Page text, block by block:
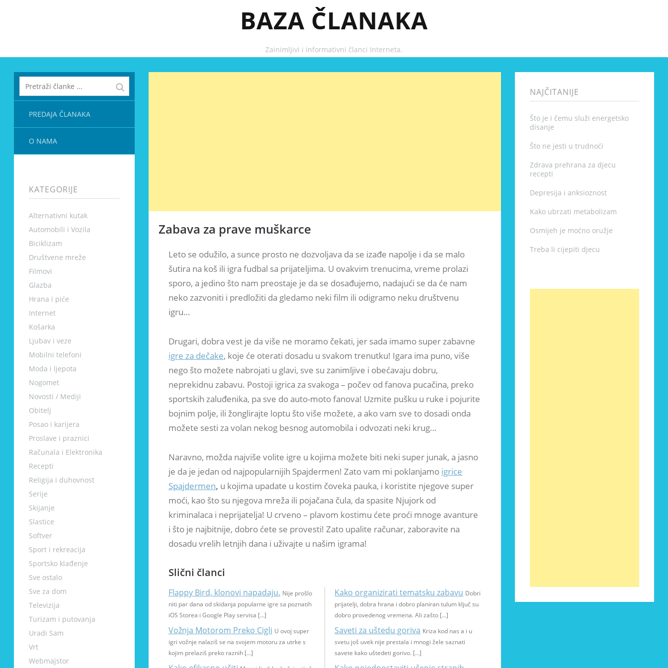
BAZA ČLANAKA
Zainimljivi i informativni članci Interneta.
PREDAJA ČLANAKA
O NAMA
KATEGORIJE
Alternativni kutak
Automobili i Vozila
Biciklizam
Društvene mreže
Filmovi
Glazba
Hrana i piće
Internet
Košarka
Ljubav i veze
Mobilni telefoni
Moda i ljepota
Nogomet
Novosti / Mediji
Obitelj
Posao i karijera
Proslave i praznici
Računala i Elektronika
Recepti
Religija i duhovnost
Serije
Skijanje
Slastice
Softver
Sport i rekreacija
Sportsko klađenje
Sve ostalo
Sve za dom
Televizija
Turizam i putovanja
Uradi Sam
Vrt
Webmajstor
Zabava za prave muškarce
Leto se odužilo, a sunce prosto ne dozvoljava da se izađe napolje i da se malo
šutira na koš ili igra fudbal sa prijateljima. U ovakvim trenucima, vreme prolazi
sporo, a jedino što nam preostaje je da se dosađujemo, nadajući se da će nam
neko zazvoniti i predložiti da gledamo neki film ili odigramo neku društvenu
igru…
Drugari, dobra vest je da više ne moramo čekati, jer sada imamo super zabavne
igre za dečake, koje će oterati dosadu u svakom trenutku! Igara ima puno, više
nego što možete nabrojati u glavi, sve su zanimljive i obećavaju dobru,
neprekidnu zabavu. Postoji igrica za svakoga – počev od fanova pucačina, preko
sportskih zaluđenika, pa sve do auto-moto fanova! Uzmite pušku u ruke i pojurite
bojnim polje, ili žonglirajte loptu što više možete, a ako vam sve to dosadi onda
možete sesti za volan nekog besnog automobila i odvozati neki krug…
Naravno, možda najviše volite igre u kojima možete biti neki super junak, a jasno
je da je jedan od najpopularnijih Spajdermen! Zato vam mi poklanjamo igrice
Spajdermen, u kojima upadate u kostim čoveka pauka, i koristite njegove super
moći, kao što su njegova mreža ili pojačana čula, da spasite Njujork od
kriminalaca i neprijatelja! U crveno – plavom kostimu ćete proći mnoge avanture
i što je najbitnije, dobro ćete se provesti! Zato upalite računar, zaboravite na
dosadu vrelih letnjih dana i uživajte u našim igrama!
Slični članci
Flappy Bird, klonovi napadaju. Nije prošlo
niti par dana od skidanja popularne igre sa poznatih
iOS Storea i Google Play servisa […]
Vožnja Motorom Preko Cigli U ovoj super
igri vožnje nalaziš se na svojem motoru za utrke s
kojim prelaziš preko raznih […]
Kako organizirati tematsku zabavu Dobri
prijatelji, dobra hrana i dobro planiran tulum ključ su
dobro provedenog vremena. Ali zašto […]
Saveti za uštedu goriva Kriza kod nas a i u
svetu još uvek nije prestala i mnogi žele saznati
savete kako uštedeti gorivo. […]
NAJČITANIJE
Što je i čemu služi energetsko
disanje
Što ne jesti u trudnoći
Zdrava prehrana za djecu
recepti
Depresija i anksioznost
Kako ubrzati metabolizam
Osmijeh je moćno oružje
Treba li cijepiti djecu